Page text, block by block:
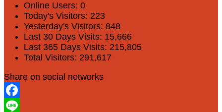
Online Users: 0
Today's Visitors: 223
Yesterday's Visitors: 848
Last 30 Days Visits: 15,666
Last 365 Days Visits: 215,805
Total Visitors: 291,617
Share on social networks
Facebook